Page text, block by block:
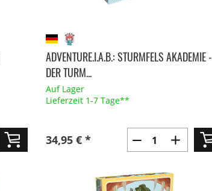
ADVENTURE.I.A.B.: STURMFELS AKADEMIE -
DER TURM...
Auf Lager
Lieferzeit 1-7 Tage**
34,95 € *